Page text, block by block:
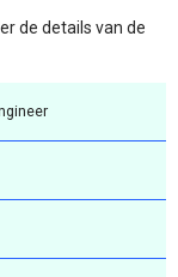
de details van de